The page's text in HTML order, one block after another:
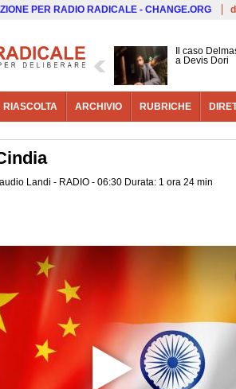
PER RADIO RADICALE - CHANGE.ORG
Il caso
a Devis Dori
RIASCOLTA ARCHIVIO RUBRICHE
Landi - RADIO - 06:30 Durata: 1 ora 24 min